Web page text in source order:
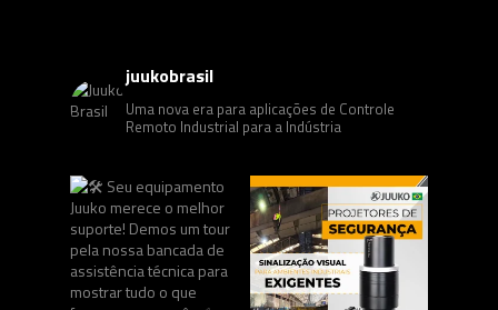
juukobrasil
Uma nova era para aplicações de Controle
Remoto Industrial para a Indústria